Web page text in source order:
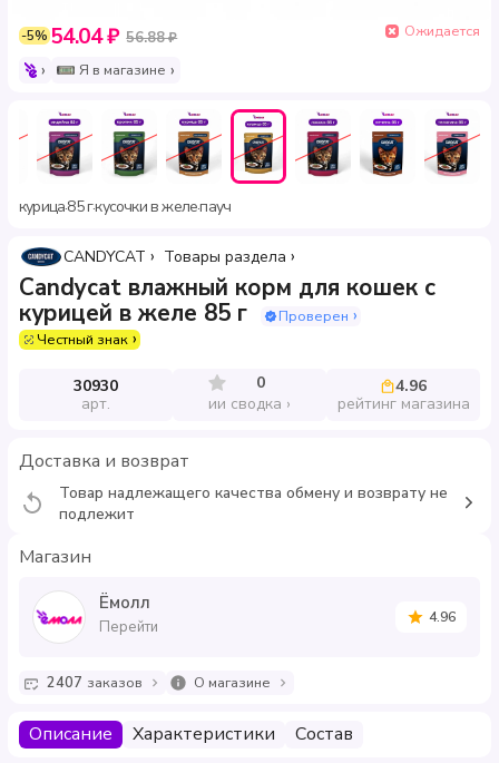
-5% 54.04 ₽ 56.88 ₽
Ожидается
Я в магазине
курица·85 г·кусочки в желе·пауч
CANDYCAT Товары раздела
Candycat влажный корм для кошек с
курицей в желе 85 г
Проверен
Честный знак
30930
арт.
0
ии сводка
4.96
рейтинг магазина
Доставка и возврат
Товар надлежащего качества обмену и возврату не
подлежит
Магазин
Ёмолл
Перейти 4.96
2407 заказов О магазине
Описание Характеристики Состав